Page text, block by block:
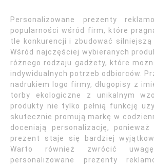
Personalizowane prezenty
popularności wśród firm, które
tle konkurencji i zbudować silniejszą
Wśród najczęściej wybieranych
różnego rodzaju gadżety, które
indywidualnych potrzeb odbiorców.
nadrukiem logo firmy, długopisy z
torby ekologiczne z unikalnym
produkty nie tylko pełnią funkcję
skutecznie promują markę w
doceniają personalizację,
prezent staje się bardziej
Warto również zwrócić
personalizowane prezenty